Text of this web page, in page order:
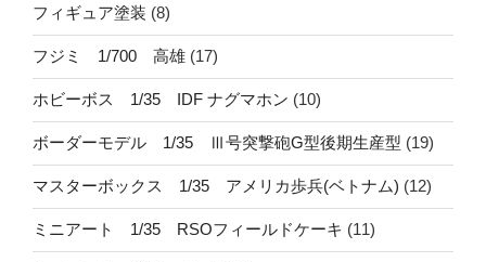
フィギュア塗装 (8)
フジミ 1/700 高雄 (17)
ホビーボス 1/35 IDF ナグマホン (10)
ボーダーモデル 1/35 Ⅲ号突撃砲G型後期生産型 (19)
マスターボックス 1/35 アメリカ歩兵(ベトナム) (12)
ミニアート 1/35 RSOフィールドケーキ (11)